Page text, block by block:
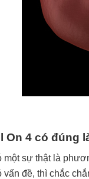
On 4 có
sự thật là
vấn đề, thì chắc